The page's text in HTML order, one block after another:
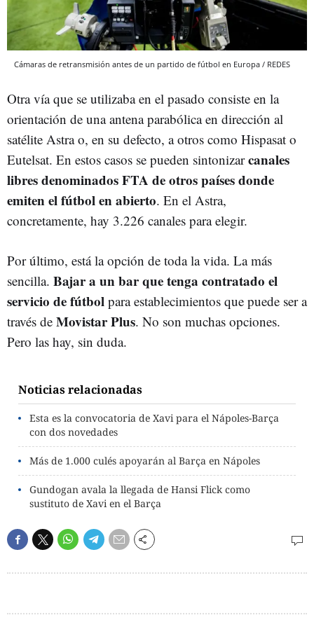
Cámaras de retransmisión antes de un partido de fútbol en Europa / REDES
Otra vía que se utilizaba en el pasado consiste en la
orientación de una antena parabólica en dirección al
satélite Astra o, en su defecto, a otros como Hispasat o
Eutelsat. En estos casos se pueden sintonizarcanales
libres denominados FTA de otros países donde
emiten el fútbol en abierto. En el Astra,
concretamente, hay 3.226 canales para elegir.
Por último, está la opción de toda la vida. La más
sencilla. Bajar a un bar que tenga contratado el
servicio de fútbol para establecimientos que puede ser a
través de Movistar Plus. No son muchas opciones.
Pero las hay, sin duda.
Noticias relacionadas
Esta es la convocatoria de Xavi para el Nápoles-Barça
con dos novedades
Más de 1.000 culés apoyarán al Barça en Nápoles
Gundogan avala la llegada de Hansi Flick como
sustituto de Xavi en el Barça